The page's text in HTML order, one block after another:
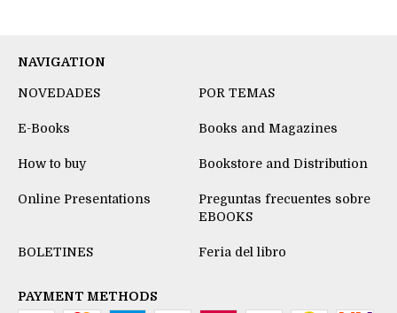
NAVIGATION
NOVEDADES POR TEMAS
E-Books Books and Magazines
How to buy Bookstore and Distribution
Online Presentations
Preguntas frecuentes sobre
EBOOKS
BOLETINES Feria del libro
PAYMENT METHODS